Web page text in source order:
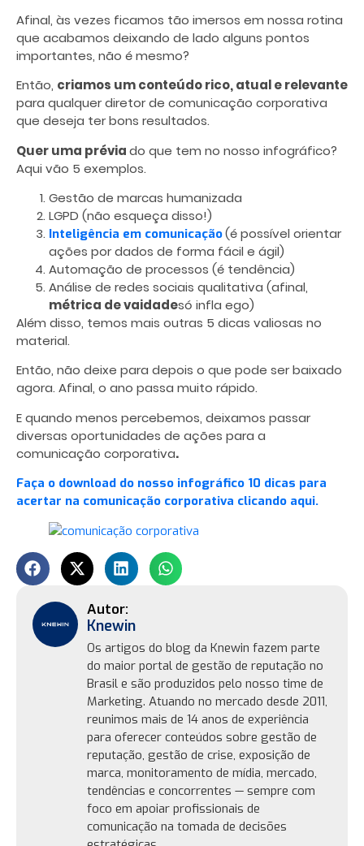
Afinal, às vezes ficamos tão imersos em nossa rotina
que acabamos deixando de lado alguns pontos
importantes, não é mesmo?
Então, criamos um conteúdo rico, atual e relevante
para qualquer diretor de comunicação corporativa
que deseja ter bons resultados.
Quer uma préviado que tem no nosso infográfico?
Aqui vão 5 exemplos.
Gestão de marcas humanizada
LGPD (não esqueça disso!)
Inteligência em comunicação(é possível orientar
ações por dados de forma fácil e ágil)
Automação de processos (é tendência)
Análise de redes sociais qualitativa (afinal,
métrica de vaidadesó infla ego)
Além disso, temos mais outras 5 dicas valiosas no
material.
Então, não deixe para depois o que pode ser baixado
agora. Afinal, o ano passa muito rápido.
E quando menos percebemos, deixamos passar
diversas oportunidades de ações para a
comunicação corporativa.
Faça o download do nosso infográfico 10 dicas para
acertar na comunicação corporativa clicando aqui.
Knewin
Os artigos do blog da Knewin fazem parte
do maior portal de gestão de reputação no
Brasil e são produzidos pelo nosso time de
Marketing. Atuando no mercado desde 2011,
reunimos mais de 14 anos de experiência
para oferecer conteúdos sobre gestão de
reputação, gestão de crise, exposição de
marca, monitoramento de mídia, mercado,
tendências e concorrentes — sempre com
foco em apoiar profissionais de
comunicação na tomada de decisões